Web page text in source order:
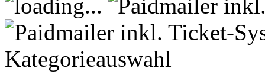
Kategorieauswahl